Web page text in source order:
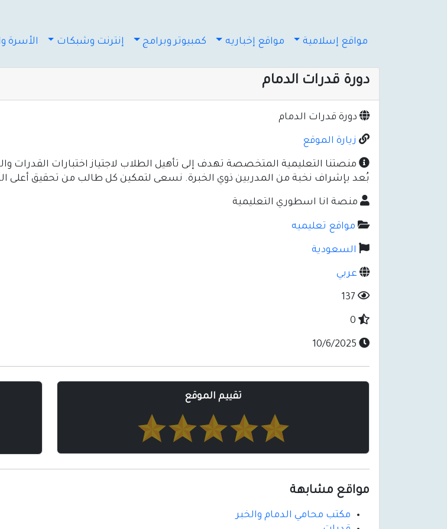
مواقع إسلامية مواقع إخباريه كمبيوتر وبرامج إنترنت وشبكات الأسرة
دورة قدرات الدمام
دورة قدرات الدمام
زيارة الموقع
منصتنا التعليمية المتخصصة تهدف إلى تأهيل الطلاب لاجتياز اختبارات القدرات
بُعد بإشراف نخبة من المدربين ذوي الخبرة. نسعى لتمكين كل طالب من تحقيق أعلى
منصة انا اسطوري التعليمية
مواقع تعليميه
السعودية
عربي
تقييم الموقع
مواقع مشابهة
مكتب محامي الدمام والخبر